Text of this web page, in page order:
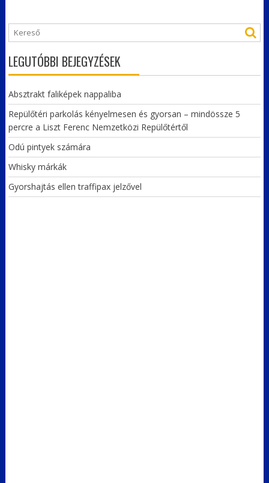
LEGUTÓBBI BEJEGYZÉSEK
Absztrakt faliképek nappaliba
Repülőtéri parkolás kényelmesen és gyorsan – mindössze 5
percre a Liszt Ferenc Nemzetközi Repülőtértől
Odú pintyek számára
Whisky márkák
Gyorshajtás ellen traffipax jelzővel